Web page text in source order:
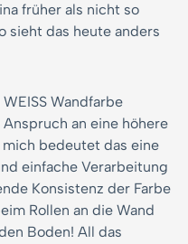
früher als nicht so
sieht das heute anders
Wandfarbe
an eine höhere
bedeutet das eine
einfache Verarbeitung
Konsistenz der Farbe
Rollen an die Wand
Boden! All das